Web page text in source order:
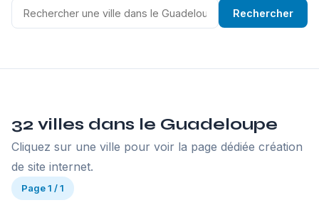
Rechercher
32 villes dans le Guadeloupe
Cliquez sur une ville pour voir la page dédiée création
de site internet.
Page 1 / 1